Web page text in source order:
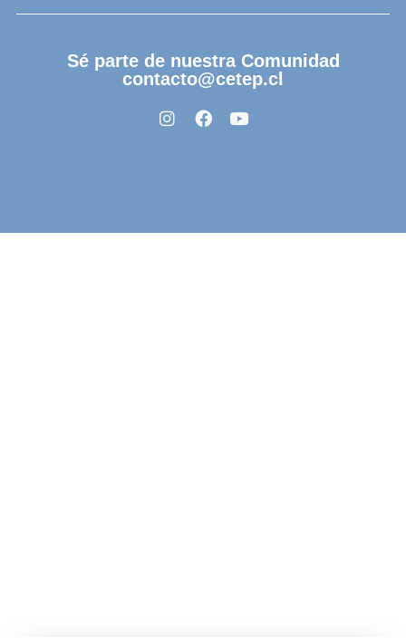
Sé parte de nuestra Comunidad
contacto@cetep.cl